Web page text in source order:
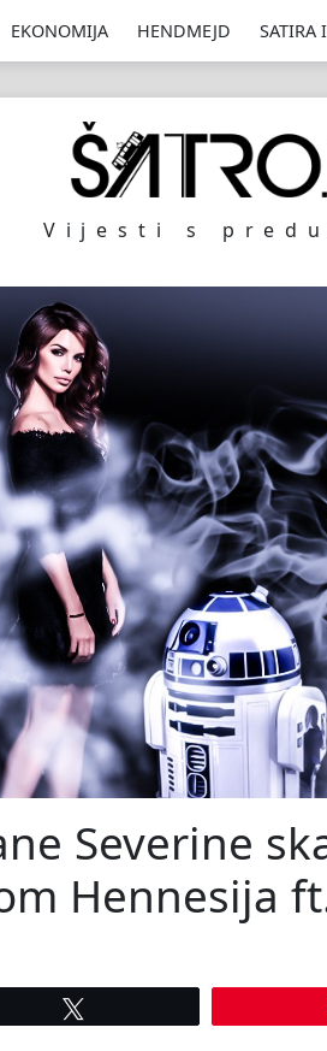
EKONOMIJA HENDMEJD SATIRA
Vijesti s
Severine
Hennesija